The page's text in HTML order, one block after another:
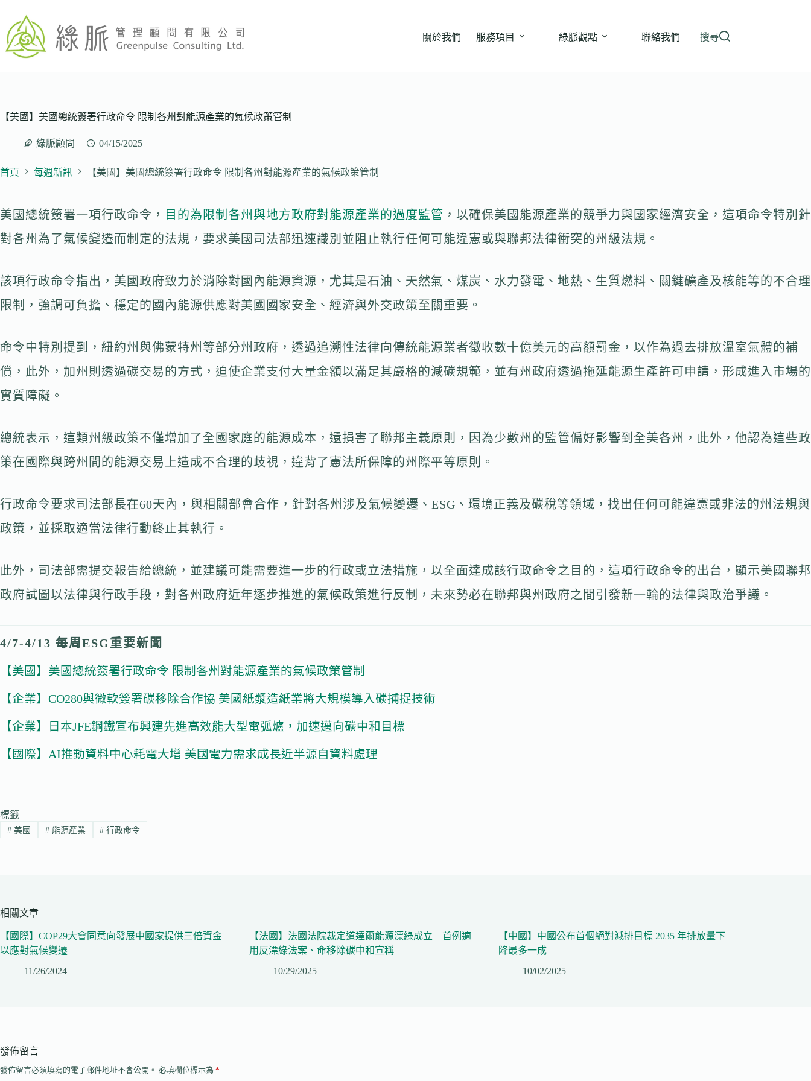
主
要
關於我們 服務項目 綠脈觀點 聯絡我們 搜尋
【美國】美國總統簽署行政命令 限制各州對能源產業的氣候政策管制
綠脈顧問 04/15/2025
首頁 每週新訊 【美國】美國總統簽署行政命令 限制各州對能源產業的氣候政策管制
美國總統簽署一項行政命令， 目的為限制各州與地方政府對能源產業的過度監管 ，以確保美國能源產業的競爭力與國家經濟安全，這項命令特別針
對各州為了氣候變遷而制定的法規，要求美國司法部迅速識別並阻止執行任何可能違憲或與聯邦法律衝突的州級法規。
該項行政命令指出，美國政府致力於消除對國內能源資源，尤其是石油、天然氣、煤炭、水力發電、地熱、生質燃料、關鍵礦產及核能等的不合理
限制，強調可負擔、穩定的國內能源供應對美國國家安全、經濟與外交政策至關重要。
命令中特別提到，紐約州與佛蒙特州等部分州政府，透過追溯性法律向傳統能源業者徵收數十億美元的高額罰金，以作為過去排放溫室氣體的補
償，此外，加州則透過碳交易的方式，迫使企業支付大量金額以滿足其嚴格的減碳規範，並有州政府透過拖延能源生產許可申請，形成進入市場的
實質障礙。
總統表示，這類州級政策不僅增加了全國家庭的能源成本，還損害了聯邦主義原則，因為少數州的監管偏好影響到全美各州，此外，他認為這些政
策在國際與跨州間的能源交易上造成不合理的歧視，違背了憲法所保障的州際平等原則。
行政命令要求司法部長在60天內，與相關部會合作，針對各州涉及氣候變遷、ESG、環境正義及碳稅等領域，找出任何可能違憲或非法的州法規與
政策，並採取適當法律行動終止其執行。
此外，司法部需提交報告給總統，並建議可能需要進一步的行政或立法措施，以全面達成該行政命令之目的，這項行政命令的出台，顯示美國聯邦
政府試圖以法律與行政手段，對各州政府近年逐步推進的氣候政策進行反制，未來勢必在聯邦與州政府之間引發新一輪的法律與政治爭議。
4/7-4/13 每周ESG重要新聞
【美國】美國總統簽署行政命令 限制各州對能源產業的氣候政策管制
【企業】CO280與微軟簽署碳移除合作協 美國紙漿造紙業將大規模導入碳捕捉技術
【企業】日本JFE鋼鐵宣布興建先進高效能大型電弧爐，加速邁向碳中和目標
【國際】AI推動資料中心耗電大增 美國電力需求成長近半源自資料處理
標籤
#美國 #能源產業 # 行政命令
相關文章
【國際】COP29大會同意向發展中國家提供三倍資金
以應對氣候變遷
11/26/2024
【法國】法國法院裁定道達爾能源漂綠成立 首例適
用反漂綠法案、命移除碳中和宣稱
10/29/2025
【中國】中國公布首個絕對減排目標 2035 年排放量下
降最多一成
10/02/2025
發佈留言
發佈留言必須填寫的電子郵件地址不會公開。 必填欄位標示為 *